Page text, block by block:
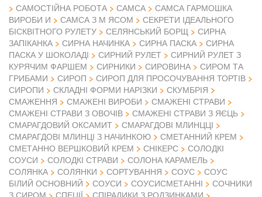
САМОСТІЙНА РОБОТА
САМСА
САМСА ГАРМОШКА
ВИРОБИ И
САМСА З М ЯСОМ
СЕКРЕТИ ІДЕАЛЬНОГО
БІСКВІТНОГО РУЛЕТУ
СЕЛЯНСЬКИЙ БОРЩ
СИРНА
ЗАПІКАНКА
СИРНА НАЧИНКА СИРНА ПАСКА
СИРНА
ПАСКА У ШОКОЛАДІ
СИРНИЙ РУЛЕТ
СИРНИЙ РУЛЕТ З
КУРЯЧИМ ФАРШЕМ
СИРНИКИ СИРОВИНА
СИРОМ ТА
ГРИБАМИ
СИРОП
СИРОП ДЛЯ ПРОСОЧУВАННЯ ТОРТІВ
СИРОПИ
СКЛАДНІ ФОРМИ НАРІЗКИ
СКУМБРІЯ
СМАЖЕННЯ
СМАЖЕНІ ВИРОБИ
СМАЖЕНІ СТРАВИ
СМАЖЕНІ СТРАВИ З ОВОЧІВ
СМАЖЕНІ СТРАВИ З ЯЄЦЬ
СМАРАГДОВИЙ ОКСАМИТ
СМАРАГДОВІ МЛИНЦЦІ
СМАРАГДОВІ МЛИНЦІ З НАЧИНКОЮ
СМЕТАННИЙ КРЕМ
СМЕТАННО ВЕРШКОВИЙ КРЕМ
СНІКЕРС
СОЛОДКІ
СОУСИ
СОЛОДКІ СТРАВИ
СОЛОНА КАРАМЕЛЬ
СОЛЯНКА
СОЛЯНКИ СОРТУВАННЯ СОУС
СОУС
БІЛИЙ ОСНОВНИЙ
СОУСИ СОУСИСМЕТАННІ
СОЧНИКИ